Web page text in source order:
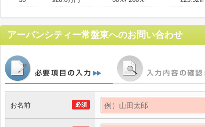
アーバンシティー常盤東へのお問い合わせ
必須
お名前